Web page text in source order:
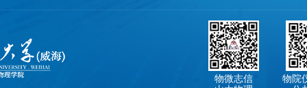
物微志信
物院